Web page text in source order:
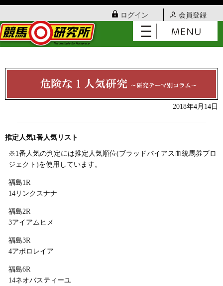
ログイン 会員登録
2018年4月14日
推定人気1番人気リスト
※1番人気の判定には推定人気順位(ブラッドバイアス血統馬券プロ
ジェクト)を使用しています。
福島1R
14リンクスナナ
福島2R
3アイアムヒメ
福島3R
4アポロレイア
福島6R
14ネオバスティーユ